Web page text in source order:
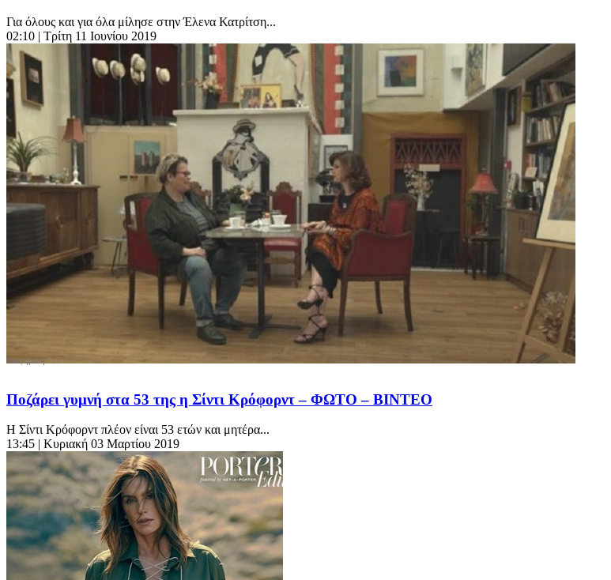
Για όλους και για όλα μίλησε στην Έλενα Κατρίτση...
02:10 | Τρίτη 11 Ιουνίου 2019
Ποζάρει γυμνή στα 53 της η Σίντι Κρόφορντ – ΦΩΤΟ – ΒΙΝΤΕΟ
Η Σίντι Κρόφορντ πλέον είναι 53 ετών και μητέρα...
13:45 | Κυριακή 03 Μαρτίου 2019